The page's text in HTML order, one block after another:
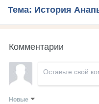
Тема: История
Комментарии
Новые